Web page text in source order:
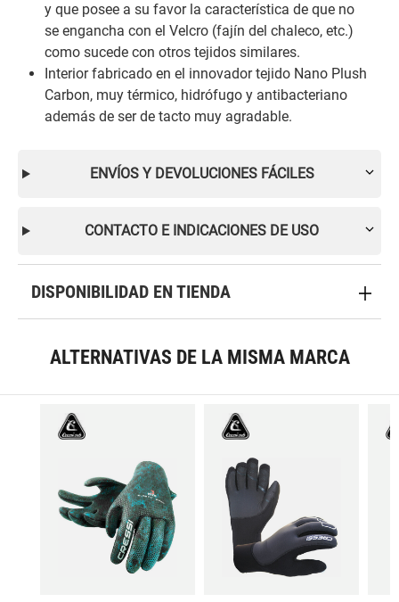
y que posee a su favor la característica de que no
se engancha con el Velcro (fajín del chaleco, etc.)
como sucede con otros tejidos similares.
Interior fabricado en el innovador tejido Nano Plush
Carbon, muy térmico, hidrófugo y antibacteriano
además de ser de tacto muy agradable.
ENVÍOS Y DEVOLUCIONES FÁCILES
CONTACTO E INDICACIONES DE USO
DISPONIBILIDAD EN TIENDA
ALTERNATIVAS DE LA MISMA MARCA